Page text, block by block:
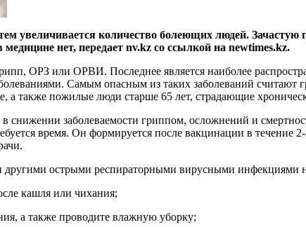
увеличивается количество болеющих людей.
нет, передает nv.kz со ссылкой на newtimes.kz.
ОРЗ или ОРВИ. Последнее является наиболее
Самым опасным из таких заболеваний считают
а также пожилые люди старше 65 лет, страдающие
снижении заболеваемости гриппом, осложнений и
время. Он формируется после вакцинации в течение
другими острыми респираторными вирусными инфекциями
кашля или чихания;
а также проводите влажную уборку;